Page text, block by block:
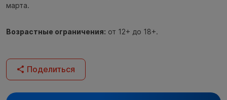
марта.
Возрастные ограничения: от 12+ до 18+.
Поделиться